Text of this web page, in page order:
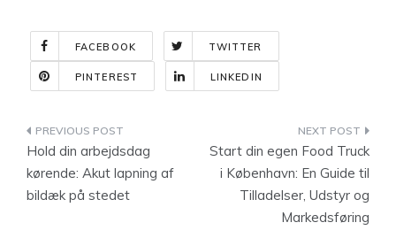
FACEBOOK TWITTER
PINTEREST LINKEDIN
Indlægsnavigation
Hold din arbejdsdag
kørende: Akut lapning af
bildæk på stedet
Start din egen Food Truck
i København: En Guide til
Tilladelser, Udstyr og
Markedsføring